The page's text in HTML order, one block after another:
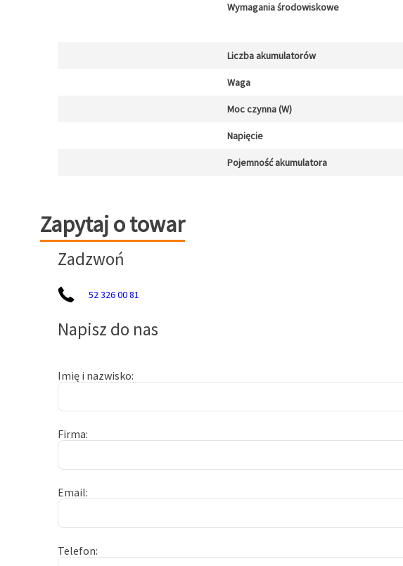
Wymagania środowiskowe
Liczba akumulatorów
Waga
Moc czynna (W)
Napięcie
Pojemność akumulatora
Zapytaj o towar
Zapytaj o towar
Zadzwoń
52 326 00 81
Napisz do nas
Imię i nazwisko
Firma
Email
Telefon